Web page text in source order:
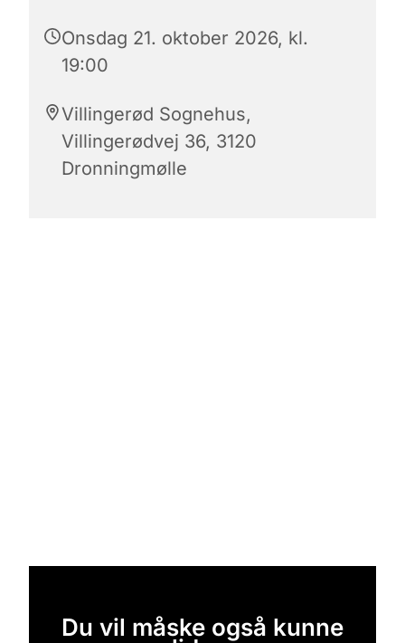
Onsdag 21. oktober 2026, kl.
19:00
Villingerød Sognehus,
Villingerødvej 36, 3120
Dronningmølle
Du vil måske også kunne